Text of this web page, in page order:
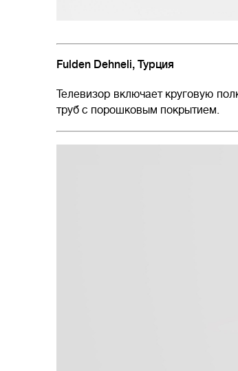
Fulden Dehneli, Турция
Телевизор включает круговую
труб с порошковым покрытием.